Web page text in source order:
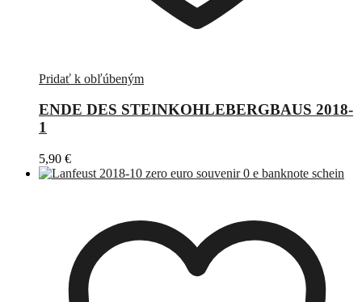
Pridať k obľúbeným
ENDE DES STEINKOHLEBERGBAUS 2018-
1
5,90 €